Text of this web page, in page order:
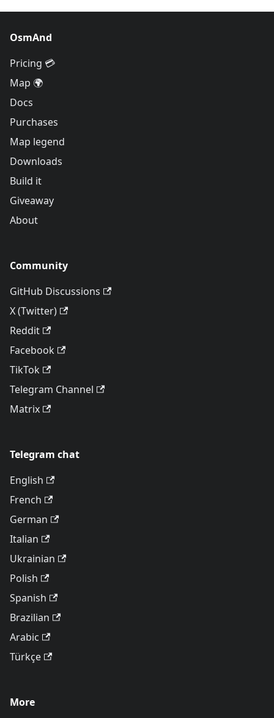
OsmAnd
Pricing 💳
Map 🌍
Docs
Purchases
Map legend
Downloads
Build it
Giveaway
About
Community
GitHub Discussions
X (Twitter)
Reddit
Facebook
TikTok
Telegram Channel
Matrix
Telegram chat
English
French
German
Italian
Ukrainian
Polish
Spanish
Brazilian
Arabic
Türkçe
More